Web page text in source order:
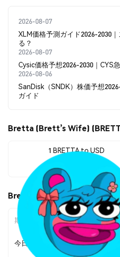
2026-08-07
XLM価格予測ガイド2026-2030
る？
2026-08-07
Cysic価格予想2026-2030｜CYS
2026-08-06
SanDisk（SNDK）株価予想
ガイド
Bretta (Brett’s Wife)
1 BRETTA to USD
$0.00003547
Bretta (Brett’s Wife)
期間 金額変動
今日 +$0.00000238